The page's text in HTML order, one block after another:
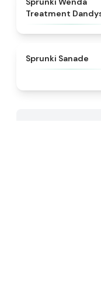
Treatment
World Style
Sprunki Sanade